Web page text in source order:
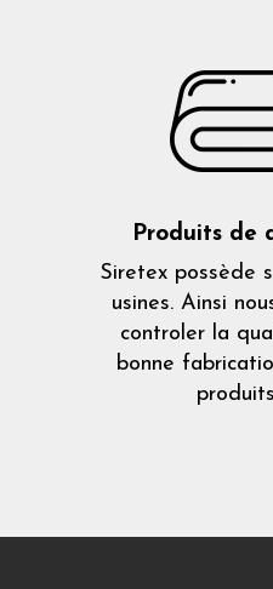
Produits de
Siretex possède
usines. Ainsi
controler la
bonne